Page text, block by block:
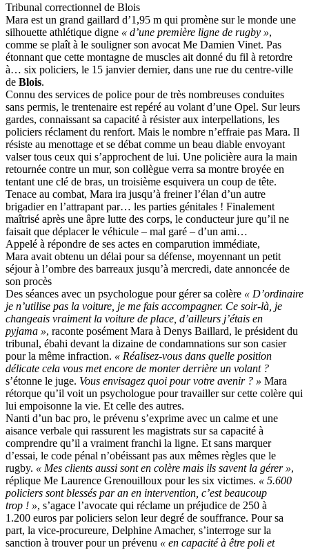
Tribunal correctionnel de Blois
Mara est un grand gaillard d’1,95 m qui promène sur le monde une
silhouette athlétique digne « d’une première ligne de rugby »,
comme se plaît à le souligner son avocat Me Damien Vinet. Pas
étonnant que cette montagne de muscles ait donné du fil à retordre
à… six policiers, le 15 janvier dernier, dans une rue du centre-ville
de Blois.
Connu des services de police pour de très nombreuses conduites
sans permis, le trentenaire est repéré au volant d’une Opel. Sur leurs
gardes, connaissant sa capacité à résister aux interpellations, les
policiers réclament du renfort. Mais le nombre n’effraie pas Mara. Il
résiste au menottage et se débat comme un beau diable envoyant
valser tous ceux qui s’approchent de lui. Une policière aura la main
retournée contre un mur, son collègue verra sa montre broyée en
tentant une clé de bras, un troisième esquivera un coup de tête.
Tenace au combat, Mara ira jusqu’à freiner l’élan d’un autre
brigadier en l’attrapant par… les parties génitales ! Finalement
maîtrisé après une âpre lutte des corps, le conducteur jure qu’il ne
faisait que déplacer le véhicule – mal garé – d’un ami…
Appelé à répondre de ses actes en comparution immédiate,
Mara avait obtenu un délai pour sa défense, moyennant un petit
séjour à l’ombre des barreaux jusqu’à mercredi, date annoncée de
son procès
Des séances avec un psychologue pour gérer sa colère « D’ordinaire
je n’utilise pas la voiture, je me fais accompagner. Ce soir-là, je
changeais vraiment la voiture de place, d’ailleurs j’étais en
pyjama », raconte posément Mara à Denys Baillard, le président du
tribunal, ébahi devant la dizaine de condamnations sur son casier
pour la même infraction. « Réalisez-vous dans quelle position
délicate cela vous met encore de monter derrière un volant ?
s’étonne le juge. Vous envisagez quoi pour votre avenir ? » Mara
rétorque qu’il voit un psychologue pour travailler sur cette colère qui
lui empoisonne la vie. Et celle des autres.
Nanti d’un bac pro, le prévenu s’exprime avec un calme et une
aisance verbale qui rassurent les magistrats sur sa capacité à
comprendre qu’il a vraiment franchi la ligne. Et sans marquer
d’essai, le code pénal n’obéissant pas aux mêmes règles que le
rugby. « Mes clients aussi sont en colère mais ils savent la gérer »,
réplique Me Laurence Grenouilloux pour les six victimes. « 5.600
policiers sont blessés par an en intervention, c’est beaucoup
trop ! », s’agace l’avocate qui réclame un préjudice de 250 à
1.200 euros par policiers selon leur degré de souffrance. Pour sa
part, la vice-procureure, Delphine Amacher, s’interroge sur la
sanction à trouver pour un prévenu « en capacité à être poli et